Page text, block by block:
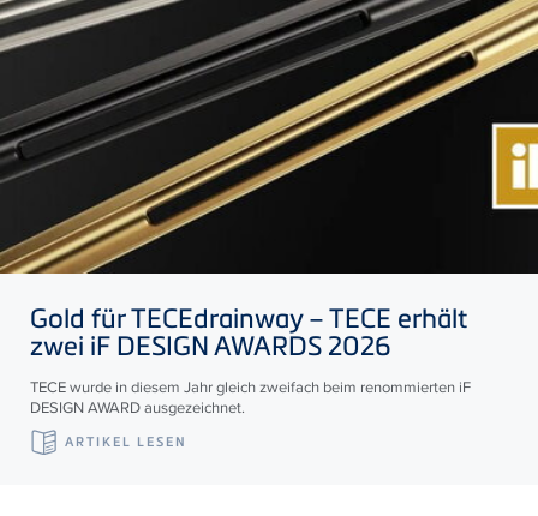
Gold fürTECEdrainway –TECE erhält
zwei iF DESIGN AWARDS 2026
TECE wurde in diesem Jahr gleich zweifach beim renommierten iF
DESIGN AWARD ausgezeichnet.
ARTIKEL LESEN